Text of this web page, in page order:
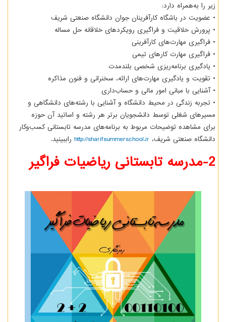
زیر را به‌همراه دارد:
• عضویت در باشگاه کارآفرینان جوان دانشگاه صنعتی شریف
• پرورش خلاقیت و فراگیری رویکردهای خلاقانه حل مساله
• فراگیری مهارت‌های کارآفرینی
• فراگیری مهارت کارهای تیمی
• یادگیری برنامه‌ریزی شخصی بلندمدت
• تقویت و یادگیری مهارت‌های ارائه، سخنرانی و فنون مذاکره
• آشنایی با مبانی امور مالی و حساب‌داری
• تجربه زندگی در محیط دانشگاه و آشنایی با رشته‌های دانشگاهی و
مسیرهای شغلی توسط دانشجویان برتر هر رشته و اساتید آن حوزه
برای مشاهده توضیحات مربوط به برنامه‌های مدرسه تابستانی کسب‌وکار
دانشگاه صنعتی شریف، http://sharifsummerschool.ir راببینید.
2-مدرسه تابستانی ریاضیات فراگیر